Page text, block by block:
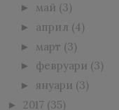
► май (3)
► април (4)
► март (3)
► февруари (3)
► януари (3)
► 2017 (35)